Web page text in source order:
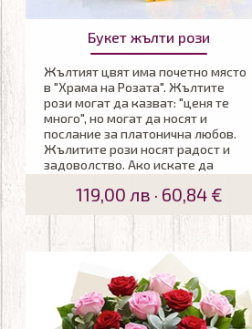
Букет жълти рози
Жълтият цвят има почетно място
в "Храма на Розата". Жълтите
рози могат да казват: "ценя те
много", но могат да носят и
послание за платонична любов.
Жълитите рози носят радост и
задоволство. Ако искате да
любим човек - този елегантен
119,00 лв · 60,84 €